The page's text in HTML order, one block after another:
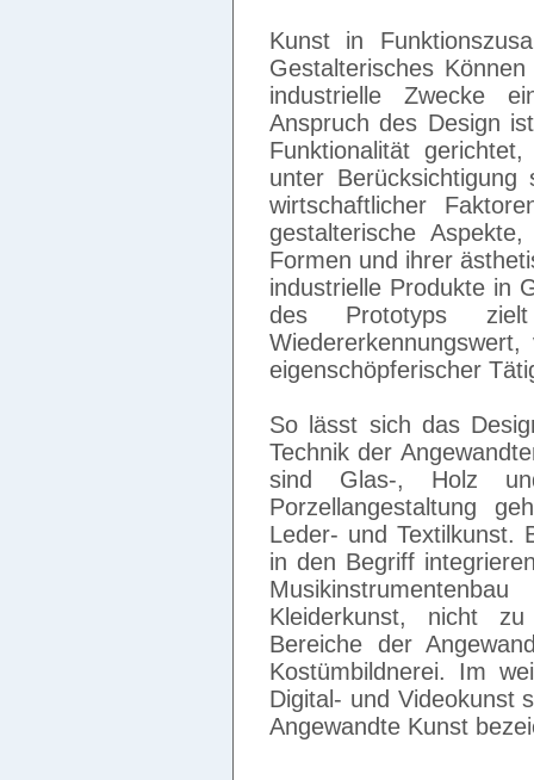
Kunst in
Gestalterisches
industrielle Zwecke
Anspruch des Design
Funktionalität
unter Berücksichtigung
wirtschaftlicher
gestalterische
Formen und ihrer
industrielle Produkte in
des Prototyps
eigenschöpferischer
So lässt sich das
Technik der
sind Glas-, Holz
Porzellangestaltung
Leder- und Textilkunst.
in den Begriff
Kleiderkunst, nicht
Bereiche der
Kostümbildnerei. Im
Digital- und Videokunst
Angewandte Kunst